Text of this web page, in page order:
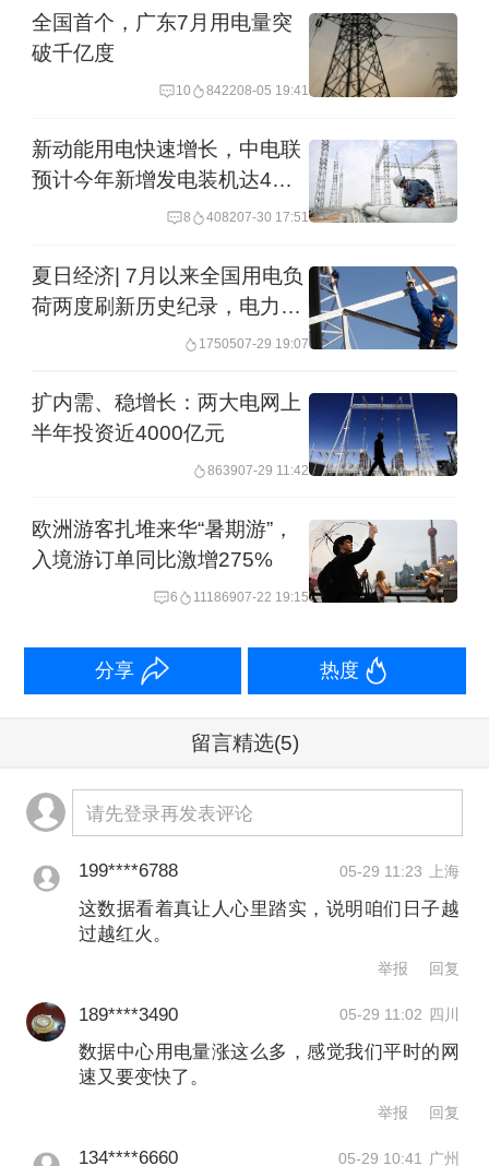
27日，深圳数据中心行业整体用电量
2.73亿千瓦时，同比增长20.12%。其
中，光明区作为深圳市核心算力与数据
中心集聚高地，其数据中心用电量同比
大幅增长85.31%。
革。”中国南方电力调度控制中心运营策
划处经理李智勇表示，随着三产及居民
用电格局彻底改变，区域用电形成早、
午、晚“三峰并行”全新特征，电力供需运
面对提前到来的保供压力，南方电网全
面启动迎峰度夏保供模式。
文章作者
第一财经广告合作，请点击这里
经书面授权，不得以任何方式加以使用，包括转载、摘编、复
制或建立镜像。第一财经保留追究侵权者法律责任的权利。
如需获得授权请联系第一财经版权部：
banquan@yicai.com
全国首个，广东7月用电量突
破千亿度
10 842208-05 19:41
新动能用电快速增长，中电联
预计今年新增发电装机达4亿
8 408207-30 17:51
夏日经济| 7月以来全国用电负
荷两度刷新历史纪录，电力保
1750507-29 19:07
扩内需、稳增长：两大电网上
半年投资近4000亿元
863907-29 11:42
欧洲游客扎堆来华“暑期游”，
入境游订单同比激增275%
6 11186907-22 19:15
分享 热度
留言精选(5)
请先登录再发表评论
199****6788 05-29 11:23 上海
这数据看着真让人心里踏实，说明咱们日子越
过越红火。
举报 回复
189****3490 05-29 11:02 四川
数据中心用电量涨这么多，感觉我们平时的网
速又要变快了。
举报 回复
134****6660 05-29 10:41 广州